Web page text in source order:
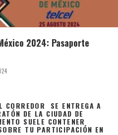
2024: Pasaporte
CORREDOR SE ENTREGA A
DE LA CIUDAD DE
SUELE CONTENER
TU PARTICIPACIÓN EN